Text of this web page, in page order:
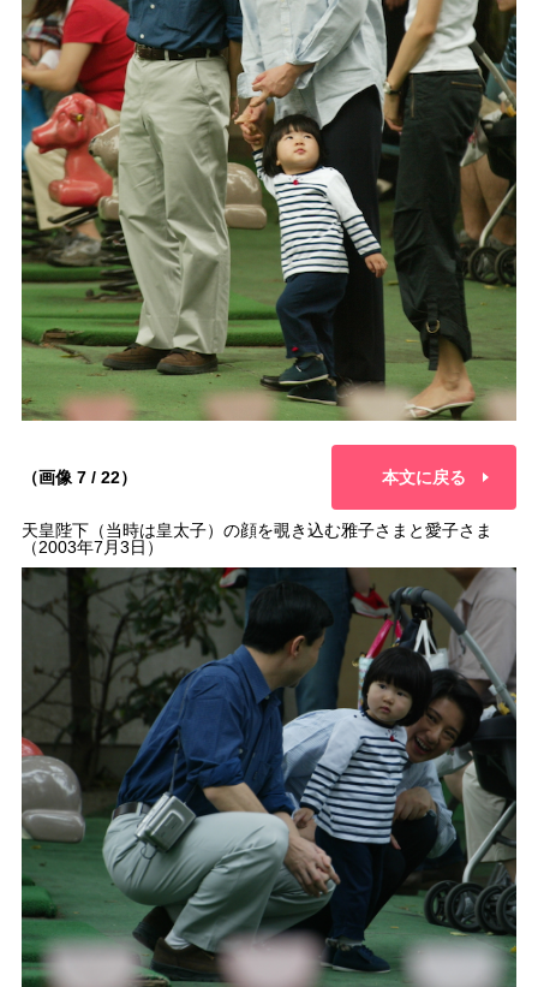
（画像 7 / 22） 本文に戻る
天皇陛下（当時は皇太子）の顔を覗き込む雅子さまと愛子さま
（2003年7月3日）